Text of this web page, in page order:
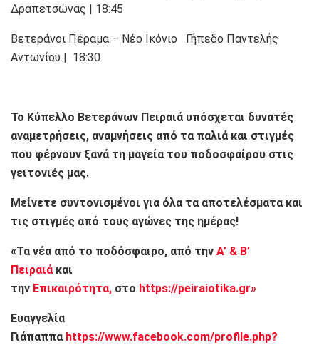
Δραπετσώνας | 18:45
Βετεράνοι Πέραμα – Νέο Ικόνιο Γήπεδο Παντελής
Αντωνίου | 18:30
Το Κύπελλο Βετεράνων Πειραιά υπόσχεται δυνατές
αναμετρήσεις, αναμνήσεις από τα παλιά και στιγμές
που φέρνουν ξανά τη μαγεία του ποδοσφαίρου στις
γειτονιές μας.
Μείνετε συντονισμένοι για όλα τα αποτελέσματα και
τις στιγμές από τους αγώνες της ημέρας!
«Τα νέα από το ποδόσφαιρο, από την Α’ & Β’
Πειραιάκαι
την Επικαιρότητα, στο https://peiraiotika.gr»
Ευαγγελία
Γιάπαππα https://www.facebook.com/profile.php?